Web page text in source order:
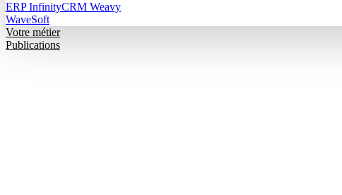
ERP InfinityCRM Weavy
WaveSoft
Votre métier
Publications